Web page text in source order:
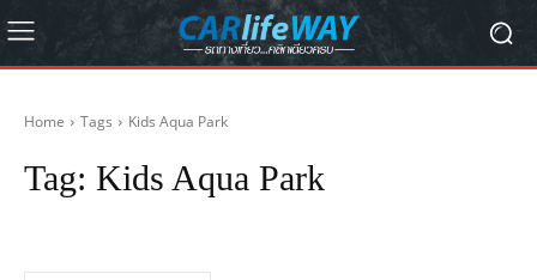
Home Tags Kids Aqua Park
Tag: Kids Aqua Park